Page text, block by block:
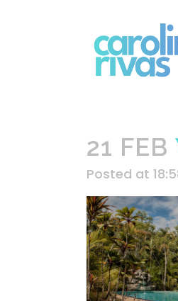
21 FEB
Posted at